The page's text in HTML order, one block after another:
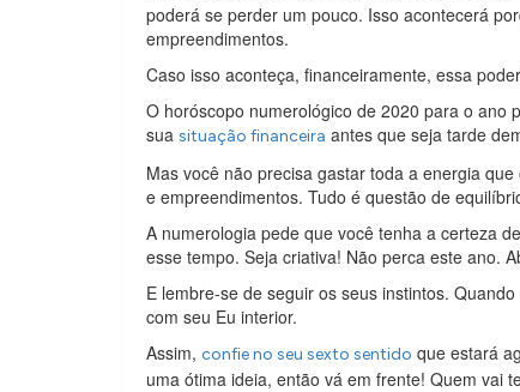
poderá se perder um pouco. Isso acontecerá
empreendimentos.
Caso isso aconteça, financeiramente, essa
O horóscopo numerológico de 2020 para o ano
sua situação financeira antes que seja tarde
Mas você não precisa gastar toda a energia
e empreendimentos. Tudo é questão de
A numerologia pede que você tenha a certeza
esse tempo. Seja criativa! Não perca este ano.
E lembre-se de seguir os seus instintos.
com seu Eu interior.
Assim, confie no seu sexto sentido que estará
uma ótima ideia, então vá em frente! Quem vai